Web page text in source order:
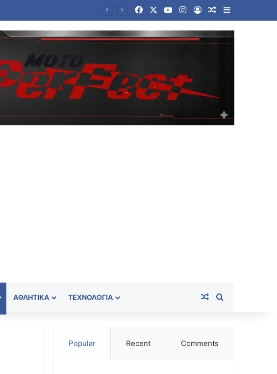
FacebookYouTubeInstagram
Log InRandom Article
Sidebar
ΑΘΛΗΤΙΚΆ ΤΕΧΝΟΛΟΓΊΑ Random Article
Popular Recent Comments